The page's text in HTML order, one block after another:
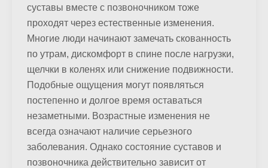
суставы вместе с позвоночником тоже
проходят через естественные изменения.
Многие люди начинают замечать скованность
по утрам, дискомфорт в спине после нагрузки,
щелчки в коленях или снижение подвижности.
Подобные ощущения могут появляться
постепенно и долгое время оставаться
незаметными. Возрастные изменения не
всегда означают наличие серьезного
заболевания. Однако состояние суставов и
позвоночника действительно зависит от